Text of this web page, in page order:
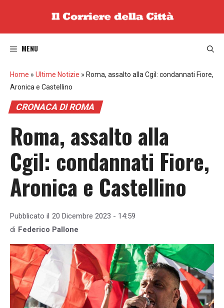
MENU
Home » Ultime Notizie » Roma, assalto alla Cgil: condannati Fiore,
Aronica e Castellino
CRONACA DI ROMA
Roma, assalto alla
Cgil: condannati Fiore,
Aronica e Castellino
Pubblicato il 20 Dicembre 2023 - 14:59
di Federico Pallone